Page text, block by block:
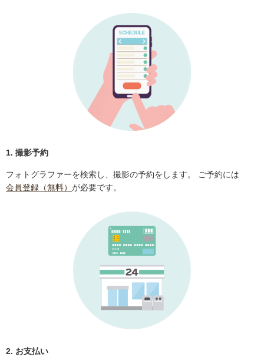
1. 撮影予約
フォトグラファーを検索し、撮影の予約をします。 ご予約には
会員登録（無料） が必要です。
2. お支払い